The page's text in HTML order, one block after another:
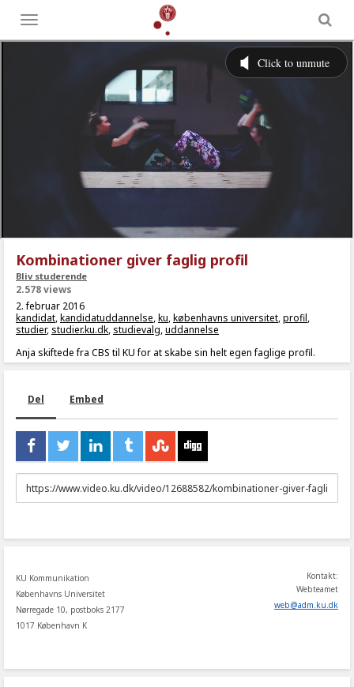
Toggle
menu
Kombinationer giver faglig profil
Bliv studerende
2.578 views
2. februar 2016
kandidat,kandidatuddannelse,ku,københavns universitet,profil,
studier, studier.ku.dk, studievalg,uddannelse
Anja skiftede fra CBS til KU for at skabe sin helt egen faglige profil.
Del Embed
URL
to
KU Kommunikation
Københavns Universitet
Nørregade 10, postboks 2177
1017 København K
Kontakt:
Webteamet
web@adm.ku.dk